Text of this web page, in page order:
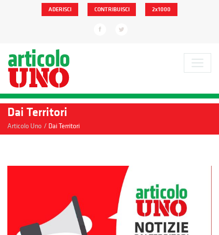
ADERISCI CONTRIBUISCI 2x1000
Dai Territori
Articolo Uno / Dai Territori